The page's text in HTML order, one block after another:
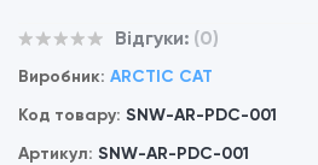
Відгуки: (0)
Виробник: ARCTIC CAT
Код товару: SNW-AR-PDC-001
Артикул: SNW-AR-PDC-001